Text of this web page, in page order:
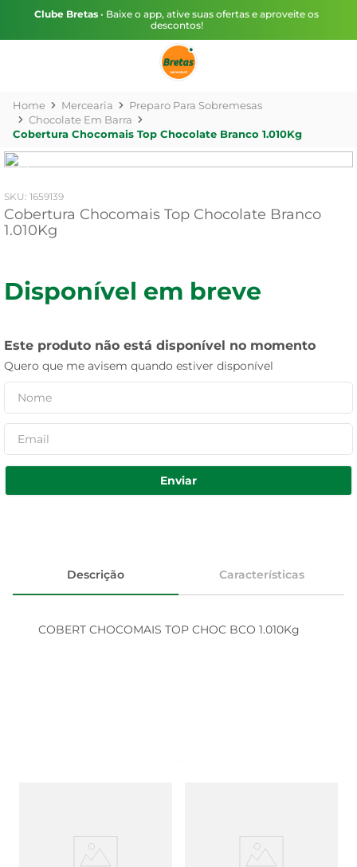
Clube Bretas • Baixe o app, ative suas ofertas e aproveite os
descontos!
Mercearia
Preparo Para Sobremesas
Chocolate Em Barra
Cobertura Chocomais Top Chocolate Branco 1.010Kg
: 1659139
Cobertura Chocomais Top Chocolate Branco
1.010Kg
Disponível em breve
Este produto não está disponível no momento
Quero que me avisem quando estiver disponível
Enviar
Descrição Características
COBERT CHOCOMAIS TOP CHOC BCO 1.010Kg